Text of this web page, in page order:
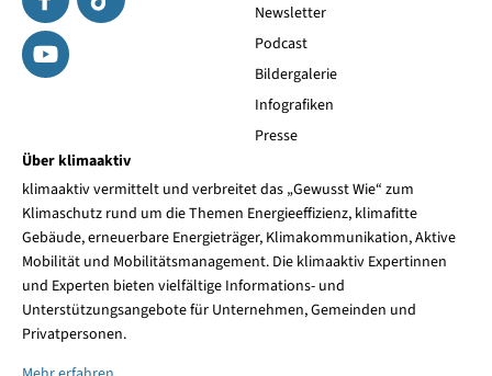
Newsletter
Podcast
Bildergalerie
Infografiken
Presse
Über klimaaktiv
klimaaktiv vermittelt und verbreitet das „Gewusst Wie“ zum
Klimaschutz rund um die Themen Energieeffizienz, klimafitte
Gebäude, erneuerbare Energieträger, Klimakommunikation, Aktive
Mobilität und Mobilitätsmanagement. Die klimaaktiv Expertinnen
und Experten bieten vielfältige Informations- und
Unterstützungsangebote für Unternehmen, Gemeinden und
Privatpersonen.